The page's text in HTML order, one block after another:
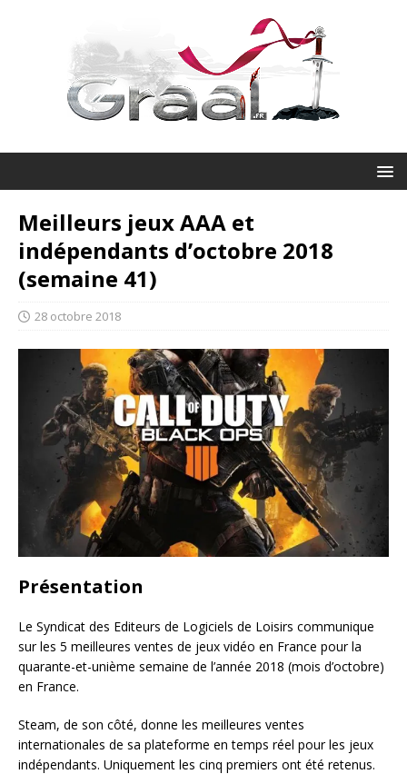
Meilleurs jeux AAA et
indépendants d’octobre 2018
(semaine 41)
28 octobre 2018
Présentation
Le Syndicat des Editeurs de Logiciels de Loisirs communique
sur les 5 meilleures ventes de jeux vidéo en France pour la
quarante-et-unième semaine de l’année 2018 (mois d’octobre)
en France.
Steam, de son côté, donne les meilleures ventes
internationales de sa plateforme en temps réel pour les jeux
indépendants. Uniquement les cinq premiers ont été retenus.